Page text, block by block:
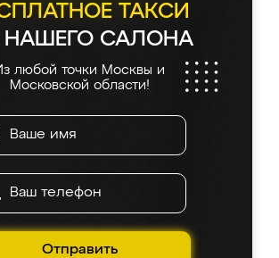
ТАКСИ
САЛОНА
любой точки Москвы и
Московской области!
Отправить